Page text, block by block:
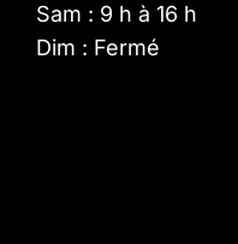
Sam : 9 h à 16 h
Dim : Fermé